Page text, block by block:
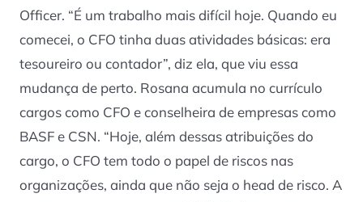
Officer. “É um trabalho mais difícil hoje. Quando eu
comecei, o CFO tinha duas atividades básicas: era
tesoureiro ou contador”, diz ela, que viu essa
mudança de perto. Rosana acumula no currículo
cargos como CFO e conselheira de empresas como
BASF e CSN. “Hoje, além dessas atribuições do
cargo, o CFO tem todo o papel de riscos nas
organizações, ainda que não seja o head de risco. A